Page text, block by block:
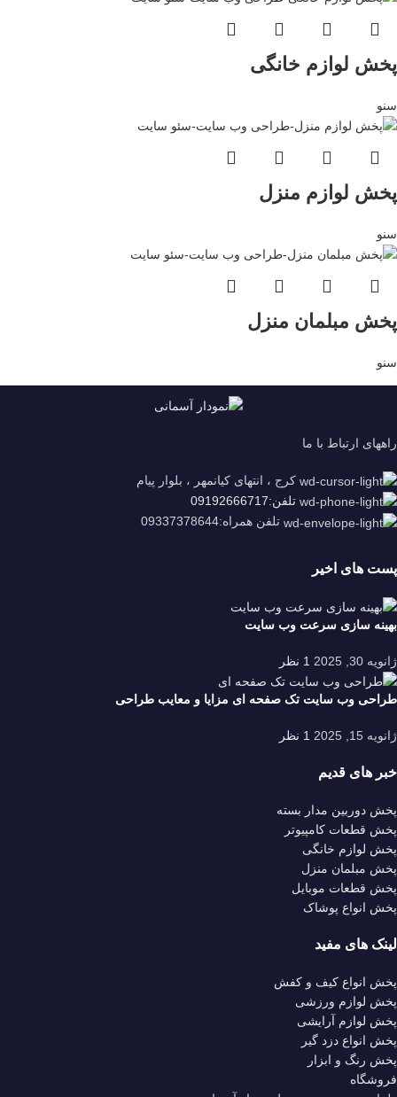
پخش لوازم خانگی
سنو
پخش لوازم منزل
سنو
پخش مبلمان منزل
سنو
راههای ارتباط با ما
کرج ، انتهای کیانمهر ، بلوار پیام
تلفن:09192666717
تلفن همراه:09337378644
پست های اخیر
بهینه سازی سرعت وب سایت
ژانویه 30, 2025 1 نظر
طراحی وب سایت تک صفحه ای مزایا و معایب طراحی
ژانویه 15, 2025 1 نظر
خبر های قدیم
پخش دوربین مدار بسته
پخش قطعات کامپیوتر
پخش لوازم خانگی
پخش مبلمان منزل
پخش قطعات موبایل
پخش انواع پوشاک
لینک های مفید
پخش انواع کیف و کفش
پخش لوازم ورزشی
پخش لوازم آرایشی
پخش انواع دزد گیر
پخش رنگ و ابزار
فروشگاه